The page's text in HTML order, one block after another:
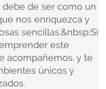
de ser como un
nos enriquezca y
sencillas.&nbsp;Si
este
acompañemos. y te
únicos y